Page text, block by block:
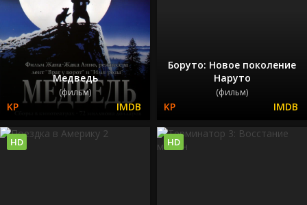
Медведь
(фильм)
Боруто: Новое поколение
Наруто
(фильм)
HD HD